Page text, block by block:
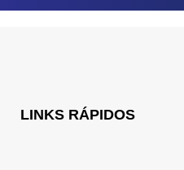
LINKS RÁPIDOS